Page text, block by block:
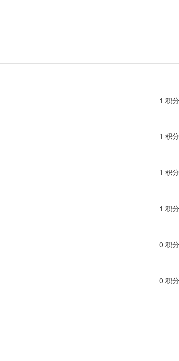
1 积分
1 积分
1 积分
1 积分
0 积分
0 积分